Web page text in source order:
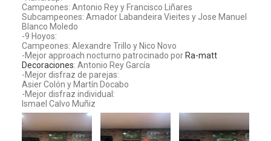
Campeones: Antonio Rey y Francisco Liñares
Subcampeones: Amador Labandeira Vieites y Jose Manuel
Blanco Moledo
-9 Hoyos:
Campeones: Alexandre Trillo y Nico Novo
-Mejor approach nocturno patrocinado por Ra-matt
Decoraciones: Antonio Rey García
-Mejor disfraz de parejas:
Asier Colón y Martín Docabo
-Mejor disfraz individual:
Ismael Calvo Muñiz